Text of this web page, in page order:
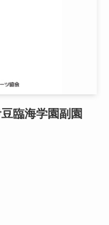
臨海学園副園